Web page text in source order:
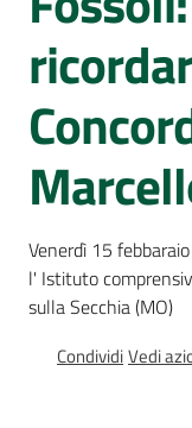
Mostre
itineranti
Percorsi
sulla
memoria
Seguici
Venerdì 15
l' Istituto
sulla Secchia (MO)
CondividiVedi